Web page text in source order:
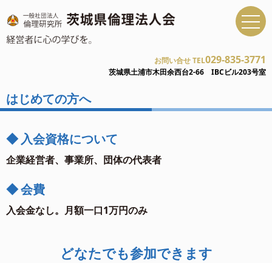
お問い合せ TEL029-835-3771
茨城県土浦市木田余西台2-66 IBCビル203号室
はじめての方へ
◆ 入会資格について
企業経営者、事業所、団体の代表者
◆会費
入会金なし。月額一口1万円のみ
どなたでも参加できます